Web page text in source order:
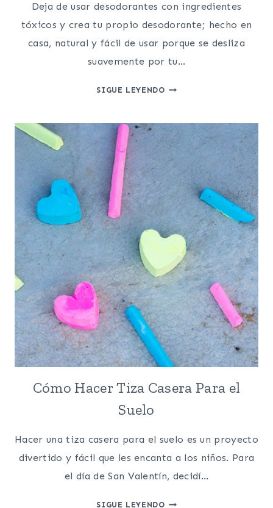
Deja de usar desodorantes con ingredientes
tóxicos y crea tu propio desodorante; hecho en
casa, natural y fácil de usar porque se desliza
suavemente por tu…
SIGUE LEYENDODESODORANTE
ON
Cómo Hacer Tiza Casera Para el
Suelo
Hacer una tiza casera para el suelo es un proyecto
divertido y fácil que les encanta a los niños. Para
el día de San Valentín, decidí…
SIGUE LEYENDOCÓMO